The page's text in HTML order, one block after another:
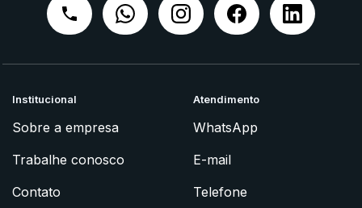
Institucional
Sobre a empresa
Trabalhe conosco
Contato
Atendimento
WhatsApp
E-mail
Telefone